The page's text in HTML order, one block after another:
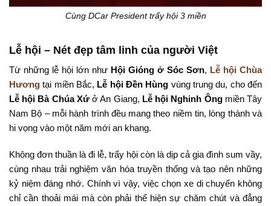
Cùng DCar President trẩy hội 3 miền
Lễ hội – Nét đẹp tâm linh của người Việt
Từ những lễ hội lớn như Hội Gióng ở Sóc Sơn, Lễ hội Chùa
Hương tại miền Bắc, Lễ hội Đền Hùng vùng trung du, cho đến
Lễ hội Bà Chúa Xứở An Giang, Lễ hội Nghinh Ôngmiền Tây
Nam Bộ – mỗi hành trình đều mang theo niềm tin, lòng thành và
hi vọng vào một năm mới an khang.
Không đơn thuần là đi lễ, trẩy hội còn là dịp cả gia đình sum vầy,
cùng nhau trải nghiệm văn hóa truyền thống và tạo nên những
kỷ niệm đáng nhớ. Chính vì vậy, việc chọn xe di chuyển không
chỉ cần thoải mái mà còn phải thể hiện sự chăm chút và đẳng